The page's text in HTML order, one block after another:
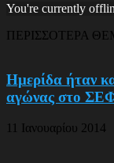
You're currently
ΠΕΡΙΣΣΟΤΕΡΑ
Ημερίδα ήταν
αγώνας στο
11 Ιανουαρίου 2014